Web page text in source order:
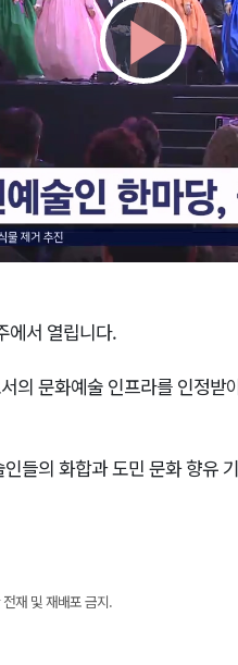
에서 열립니다.
의 문화예술 인프라를 인정받
들의 화합과 도민 문화 향유
재 및 재배포 금지.